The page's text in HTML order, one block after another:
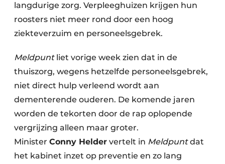
langdurige zorg. Verpleeghuizen krijgen hun
roosters niet meer rond door een hoog
ziekteverzuim en personeelsgebrek.
Meldpuntliet vorige week zien dat in de
thuiszorg, wegens hetzelfde personeelsgebrek,
niet direct hulp verleend wordt aan
dementerende ouderen. De komende jaren
worden de tekorten door de rap oplopende
vergrijzing alleen maar groter.
Minister Conny Helder vertelt in Meldpuntdat
het kabinet inzet op preventie en zo lang